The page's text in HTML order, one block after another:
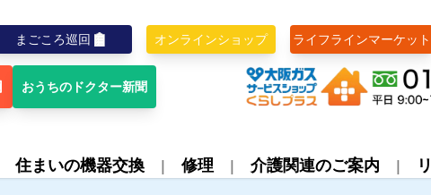
まごころ巡回 オンラインショップ ライフラインマーケット
おうちのドクター新聞
株式会社ライフライン
住まいの機器交換 修理 介護関連のご案内